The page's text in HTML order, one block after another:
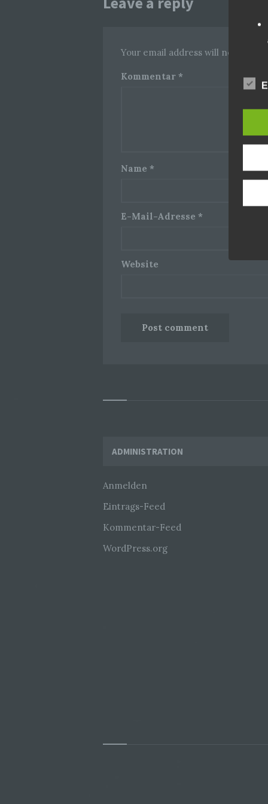
Your email address will not be
Kommentar *
Name *
E-Mail-Adresse *
Website
Widgets
ADMINISTRATION
Anmelden
Eintrags-Feed
Kommentar-Feed
WordPress.org